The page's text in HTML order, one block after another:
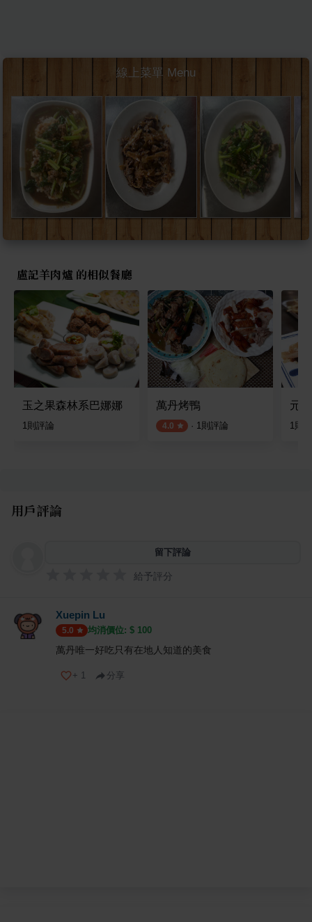
線上菜單 Menu
盧記羊肉爐 的相似餐廳
玉之果森林系巴娜娜
1則評論
萬丹烤鴨
4.0 · 1則評論
元
1則
用戶評論
留下評論
給予評分
Xuepin Lu
5.0 均消價位: $ 100
萬丹唯一好吃只有在地人知道的美食
+ 1 分享